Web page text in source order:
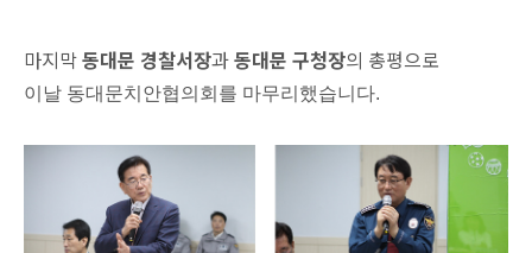
마지막동대문 경찰서장과동대문 구청장의 총평으로
이날 동대문치안협의회를 마무리했습니다.